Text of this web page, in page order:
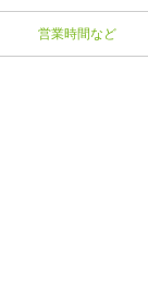
営業時間など